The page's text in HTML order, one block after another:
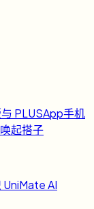
PLUSApp手机
起搭子
UniMate AI